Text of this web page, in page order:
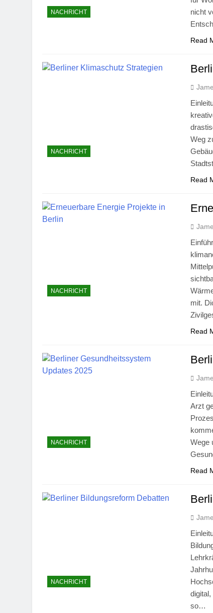
NACHRICHT
nicht
Read
NACHRICHT
Weg
Read
NACHRICHT
mit.
Read
NACHRICHT
Arzt
Wege
Read
NACHRICHT
so…